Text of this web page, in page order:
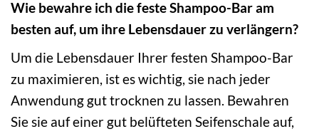
Wie bewahre ich die feste Shampoo-Bar am
besten auf, um ihre Lebensdauer zu verlängern?
Um die Lebensdauer Ihrer festen Shampoo-Bar
zu maximieren, ist es wichtig, sie nach jeder
Anwendung gut trocknen zu lassen. Bewahren
Sie sie auf einer gut belüfteten Seifenschale auf,